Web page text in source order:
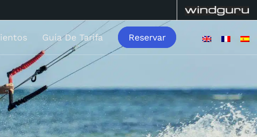
Guía De Tarifa Reservar